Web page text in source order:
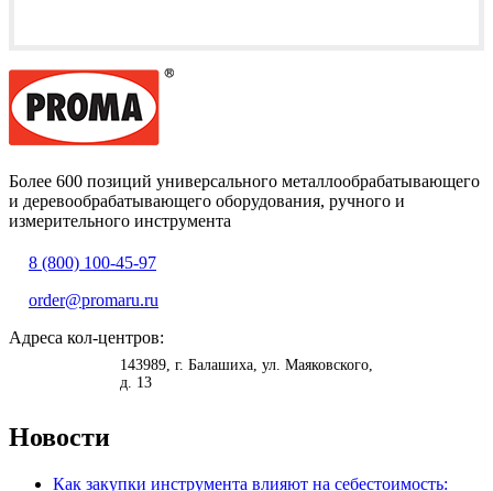
Более 600 позиций универсального металлообрабатывающего
и деревообрабатывающего оборудования, ручного и
измерительного инструмента
8 (800) 100-45-97
order@promaru.ru
Адреса кол-центров:
143989 , г. Балашиха ул. Маяковского,
д. 13
Новости
Как закупки инструмента влияют на себестоимость: